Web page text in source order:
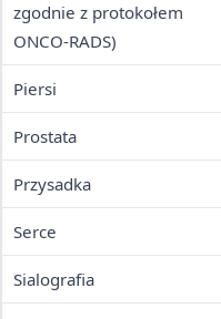
zgodnie z protokołem
ONCO-RADS)
Piersi
Prostata
Przysadka
Serce
Sialografia